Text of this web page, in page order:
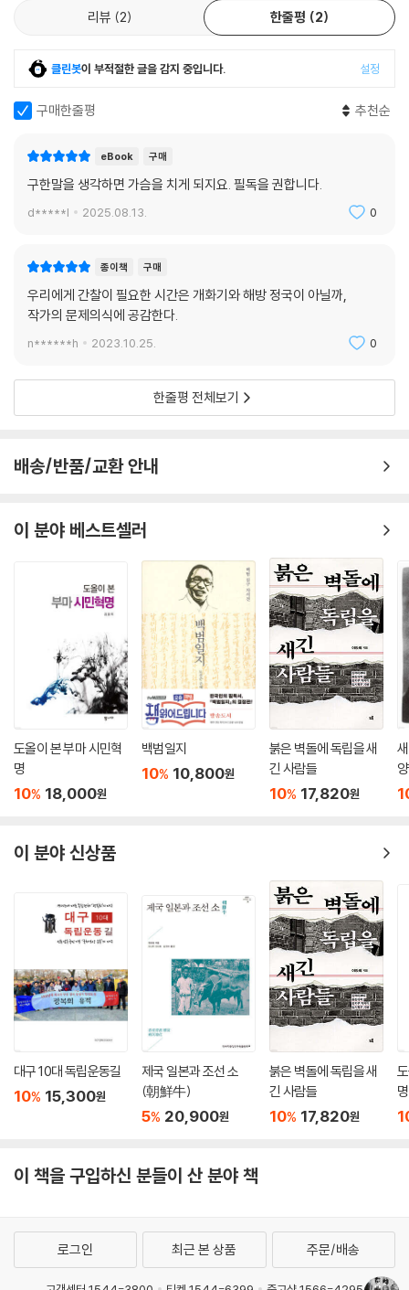
극비 지령을 받았다. 이때부터 묄렌도르프는 고종과 민 왕후를 감언이설로
유혹해 러시아와의 수교 작전을 전개해 성공시켰고, 이어 조-러 밀약까지
--- p.261
임오군란과 갑신정변으로 조선에 대한 일본의 영향력은 급격히 떨어졌다.
를 걸었다. 그 결과 1886년부터 1894년까지 8년여 동안 고종과 민씨 척
족들은 위안스카이 앞에 바짝 엎드려 숨도 제대로 못 쉬는 상황이 계속됐
다. 1894년 농민 봉기 여파로 일본군이 한반도에 상륙할 때까지 위안스카
조선이 독일계 상사로부터 차관을 도입했다는 정보를 입수한 위안스카이
는 세창양행의 차관 조건에 대한 압력을 가했다. 그 결과 세창양행은 이율
을 연리 10퍼센트로 낮추고 우피와 사금 담보는 취소되었다. 위안스카이
의 이권 독점으로 청국 상인들이 손해 볼 것을 우려해 행동에 나선 것이다.
사’가 아니라, 자국의 이익에 따라 행동하는 ‘파우스트 정신의 발현자’라는
대”로 비유되었겠는가.
이와 같은 사태 전개는 또 다른 열강 영국을 움직이게 만들었다. 유라시아
대륙 전체를 무대로 러시아와 ‘그레이트게임’을 벌이고 있던 영국은 러시
아가 조선을 매개로 동아시아에서 세력을 확장할 가능성이 생기자 차단에
나섰다. 그것이 거문도 점령이다. 한반도는 이제 여러 외세의 각축장이 돼
라는 과거와 달리 실제적인 이득을 챙겨가려 했고, 고종은 열강의 외교전
했다. 그러는 가운데 외세의 침탈은 본격화하고 민씨 척족 등 내부의 부패
가 더해져 민생은 더욱 어려워지고 있었다. 갑신정변 실패 후, 또 하나의 파
리뷰 2 한줄평 2
클린봇이 부적절한 글을 감지 중입니다. 설정
구매한줄평 추천순
eBook 구매
구한말을 생각하면 가슴을 치게 되지요. 필독을 권합니다.
d*****l 2025.08.13. 0
종이책 구매
우리에게 간찰이 필요한 시간은 개화기와 해방 정국이 아닐까,
작가의 문제의식에 공감한다.
n******h 2023.10.25. 0
한줄평 전체보기
배송/반품/교환 안내
이 분야 베스트셀러
도올이 본 부마 시민혁
명
10% 18,000원
백범일지
10% 10,800원
붉은 벽돌에 독립을 새
긴 사람들
10% 17,820원
이 분야 신상품
대구 10대 독립운동길
10% 15,300원
제국 일본과 조선 소
(朝鮮牛)
5% 20,900원
붉은 벽돌에 독립을 새
긴 사람들
10% 17,820원
명
이 책을 구입하신 분들이 산 분야 책
로그인 최근 본 상품 주문/배송